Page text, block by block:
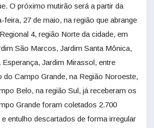
O próximo mutirão será a partir da
feira, 27 de maio, na região que abrange
4, região Norte da cidade, em
São Marcos, Jardim Santa Mônica,
Jardim Mirassol, entre
Campo Grande, na Região Noroeste,
Belo, na região Sul, já receberam os
Grande foram coletados 2.700
entulho descartados de forma irregular